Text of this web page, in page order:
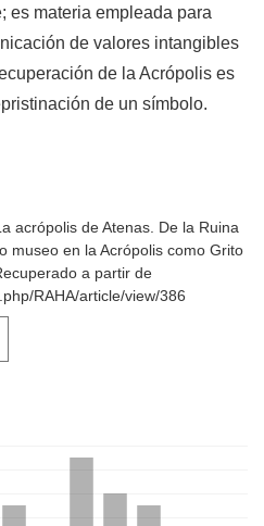
acrópolis de Atenas. De la Ruina
museo en la Acrópolis como Grito
a partir de
RAHA/article/view/386
es materia empleada para
de valores intangibles
de la Acrópolis es
de un símbolo.